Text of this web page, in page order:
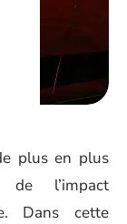
plus en plus
l’impact
Dans cette